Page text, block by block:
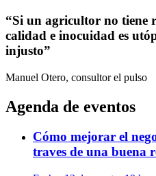
“Si un agricultor no tiene
calidad e inocuidad es
injusto”
Manuel Otero, consultor el pulso
Agenda de eventos
Cómo mejorar el
traves de una buena